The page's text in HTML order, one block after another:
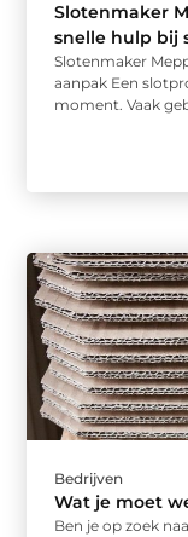
Slotenmaker
snelle hulp bij
Slotenmaker
aanpak Een
moment. Vaak
Bedrijven
Wat je moet
Ben je op zoek